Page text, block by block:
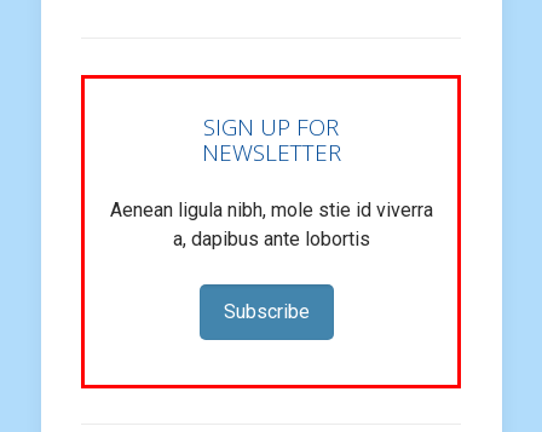
SIGN UP FOR
NEWSLETTER
Aenean ligula nibh, mole stie id viverra
a, dapibus ante lobortis
Subscribe